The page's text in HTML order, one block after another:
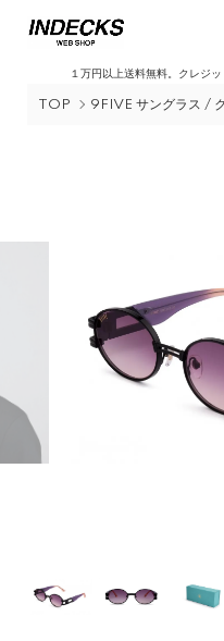
１万円以上送料無料。クレ
TOP 9FIVE サングラス /